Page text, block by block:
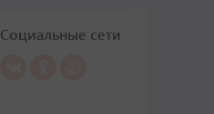
Социальные сети